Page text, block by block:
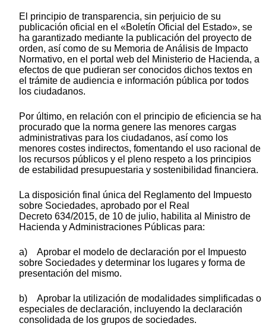
El principio de transparencia, sin perjuicio de su
publicación oficial en el «Boletín Oficial del Estado», se
ha garantizado mediante la publicación del proyecto de
orden, así como de su Memoria de Análisis de Impacto
Normativo, en el portal web del Ministerio de Hacienda, a
efectos de que pudieran ser conocidos dichos textos en
el trámite de audiencia e información pública por todos
los ciudadanos.
Por último, en relación con el principio de eficiencia se ha
procurado que la norma genere las menores cargas
administrativas para los ciudadanos, así como los
menores costes indirectos, fomentando el uso racional de
los recursos públicos y el pleno respeto a los principios
de estabilidad presupuestaria y sostenibilidad financiera.
La disposición final única del Reglamento del Impuesto
sobre Sociedades, aprobado por el Real
Decreto 634/2015, de 10 de julio, habilita al Ministro de
Hacienda y Administraciones Públicas para:
a) Aprobar el modelo de declaración por el Impuesto
sobre Sociedades y determinar los lugares y forma de
presentación del mismo.
b) Aprobar la utilización de modalidades simplificadas o
especiales de declaración, incluyendo la declaración
consolidada de los grupos de sociedades.